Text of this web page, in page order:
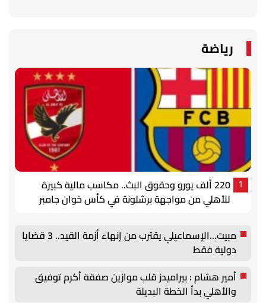
رياضة
1
220 ألف يورو وحقوق البث.. مكاسب مالية كبيرة
للأهلي من مواجهة برشلونة في كأس خوان جامبر
مبيت...الإسماعيلي يقترب من إنهاء أزمة القيد.. 3 قضايا
دولية فقط
أمير هشام : بيراميدز قلب موازين صفقة أكرم توفيق
والأهلي بدأ الخطة البديلة